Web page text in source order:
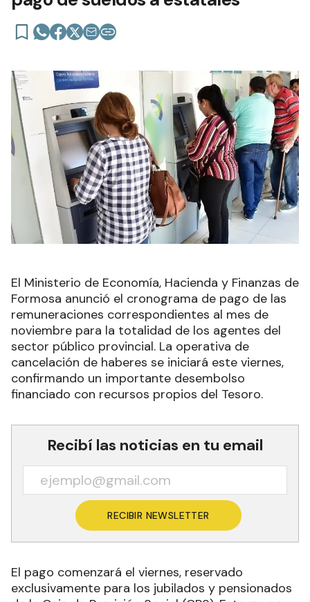
El Ministerio de Economía, Hacienda y Finanzas de
Formosa anunció el cronograma de pago de las
remuneraciones correspondientes al mes de
noviembre para la totalidad de los agentes del
sector público provincial. La operativa de
cancelación de haberes se iniciará este viernes,
confirmando un importante desembolso
financiado con recursos propios del Tesoro.
Recibí las noticias en tu email
RECIBIR NEWSLETTER
El pago comenzará el viernes, reservado
exclusivamente para los jubilados y pensionados